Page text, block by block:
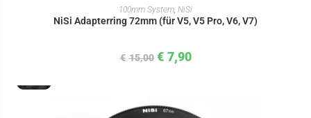
IN DEN WARENKORB
100mm System, NiSi
NiSi Adapterring 72mm (für V5, V5 Pro, V6, V7)
€ 15,00 € 7,90